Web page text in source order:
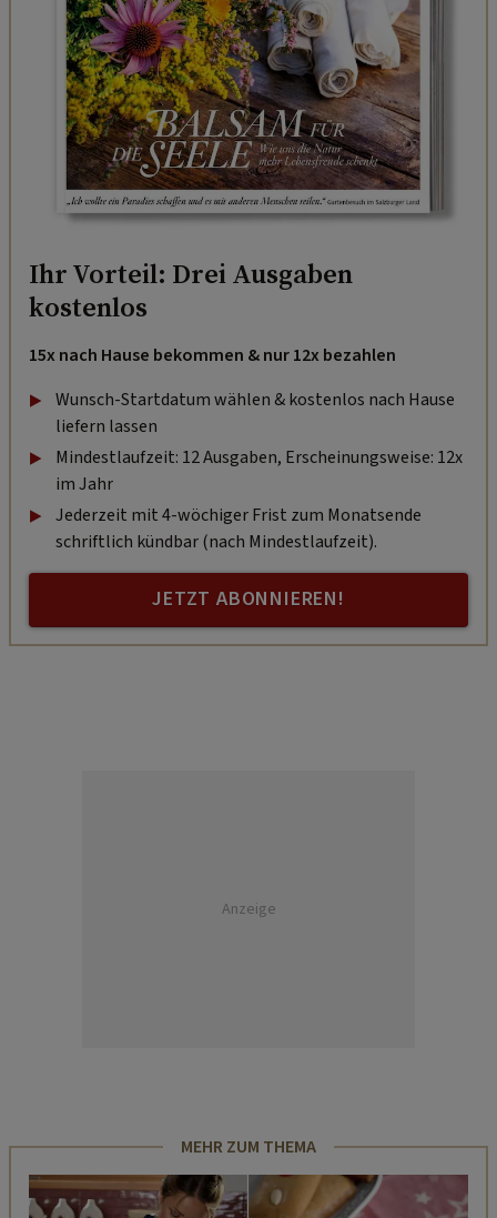
Ihr Vorteil: Drei Ausgaben
kostenlos
15x nach Hause bekommen & nur 12x bezahlen
Wunsch-Startdatum wählen & kostenlos nach Hause
liefern lassen
Mindestlaufzeit: 12 Ausgaben, Erscheinungsweise: 12x
im Jahr
Jederzeit mit 4-wöchiger Frist zum Monatsende
schriftlich kündbar (nach Mindestlaufzeit).
JETZT ABONNIEREN!
Anzeige
MEHR ZUM THEMA